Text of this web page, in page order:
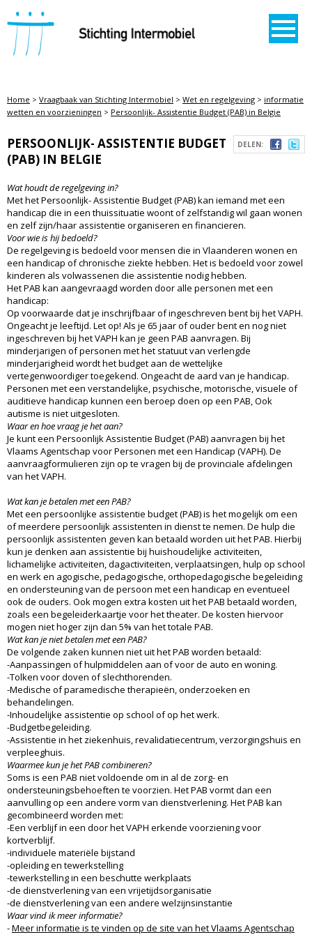
STICHTING INTERMOBIEL
Home > Vraagbaak van Stichting Intermobiel > Wet en regelgeving > informatie
wetten en voorzieningen > Persoonlijk- Assistentie Budget (PAB) in Belgie
DELEN:
PERSOONLIJK- ASSISTENTIE BUDGET
(PAB) IN BELGIE
Wat houdt de regelgeving in?
Met het Persoonlijk- Assistentie Budget (PAB) kan iemand met een
handicap die in een thuissituatie woont of zelfstandig wil gaan wonen
en zelf zijn/haar assistentie organiseren en financieren.
Voor wie is hij bedoeld?
De regelgeving is bedoeld voor mensen die in Vlaanderen wonen en
een handicap of chronische ziekte hebben. Het is bedoeld voor zowel
kinderen als volwassenen die assistentie nodig hebben.
Het PAB kan aangevraagd worden door alle personen met een
handicap:
Op voorwaarde dat je inschrijfbaar of ingeschreven bent bij het VAPH.
Ongeacht je leeftijd. Let op! Als je 65 jaar of ouder bent en nog niet
ingeschreven bij het VAPH kan je geen PAB aanvragen. Bij
minderjarigen of personen met het statuut van verlengde
minderjarigheid wordt het budget aan de wettelijke
vertegenwoordiger toegekend. Ongeacht de aard van je handicap.
Personen met een verstandelijke, psychische, motorische, visuele of
auditieve handicap kunnen een beroep doen op een PAB, Ook
autisme is niet uitgesloten.
Waar en hoe vraag je het aan?
Je kunt een Persoonlijk Assistentie Budget (PAB) aanvragen bij het
Vlaams Agentschap voor Personen met een Handicap (VAPH). De
aanvraagformulieren zijn op te vragen bij de provinciale afdelingen
van het VAPH.
Wat kan je betalen met een PAB?
Met een persoonlijke assistentie budget (PAB) is het mogelijk om een
of meerdere persoonlijk assistenten in dienst te nemen. De hulp die
persoonlijk assistenten geven kan betaald worden uit het PAB. Hierbij
kun je denken aan assistentie bij huishoudelijke activiteiten,
lichamelijke activiteiten, dagactiviteiten, verplaatsingen, hulp op school
en werk en agogische, pedagogische, orthopedagogische begeleiding
en ondersteuning van de persoon met een handicap en eventueel
ook de ouders. Ook mogen extra kosten uit het PAB betaald worden,
zoals een begeleiderkaartje voor het theater. De kosten hiervoor
mogen niet hoger zijn dan 5% van het totale PAB.
Wat kan je niet betalen met een PAB?
De volgende zaken kunnen niet uit het PAB worden betaald:
-Aanpassingen of hulpmiddelen aan of voor de auto en woning.
-Tolken voor doven of slechthorenden.
-Medische of paramedische therapieën, onderzoeken en
behandelingen.
-Inhoudelijke assistentie op school of op het werk.
-Budgetbegeleiding.
-Assistentie in het ziekenhuis, revalidatiecentrum, verzorgingshuis en
verpleeghuis.
Waarmee kun je het PAB combineren?
Soms is een PAB niet voldoende om in al de zorg- en
ondersteuningsbehoeften te voorzien. Het PAB vormt dan een
aanvulling op een andere vorm van dienstverlening. Het PAB kan
gecombineerd worden met:
-Een verblijf in een door het VAPH erkende voorziening voor
kortverblijf.
-individuele materiële bijstand
-opleiding en tewerkstelling
-tewerkstelling in een beschutte werkplaats
-de dienstverlening van een vrijetijdsorganisatie
-de dienstverlening van een andere welzijnsinstantie
Waar vind ik meer informatie?
-Meer informatie is te vinden op de site van het Vlaams Agentschap